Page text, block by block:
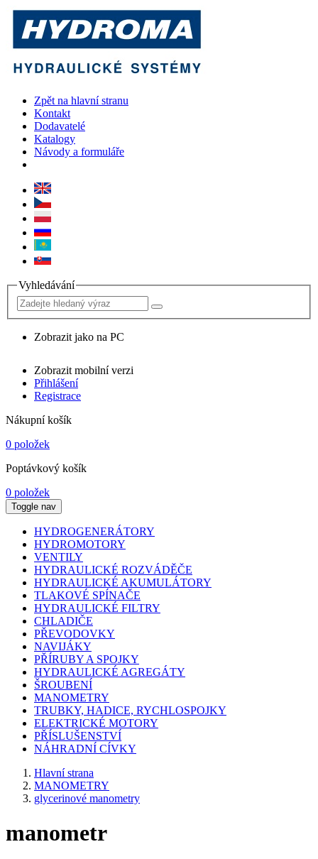
Zpět na hlavní stranu
Kontakt
Dodavatelé
Katalogy
Návody a formuláře
Vyhledávání
Zobrazit jako na PC
Zobrazit mobilní verzi
Přihlášení
Registrace
Nákupní košík
0 položek
Poptávkový košík
0 položek
Toggle nav
HYDROGENERÁTORY
HYDROMOTORY
VENTILY
HYDRAULICKÉ ROZVÁDĚČE
HYDRAULICKÉ AKUMULÁTORY
TLAKOVÉ SPÍNAČE
HYDRAULICKÉ FILTRY
CHLADIČE
PŘEVODOVKY
NAVIJÁKY
PŘÍRUBY A SPOJKY
HYDRAULICKÉ AGREGÁTY
ŠROUBENÍ
MANOMETRY
TRUBKY, HADICE, RYCHLOSPOJKY
ELEKTRICKÉ MOTORY
PŘÍSLUŠENSTVÍ
NÁHRADNÍ CÍVKY
Hlavní strana
MANOMETRY
glycerinové manometry
manometr